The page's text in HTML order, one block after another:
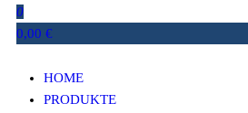
0
0,00 €
HOME
PRODUKTE